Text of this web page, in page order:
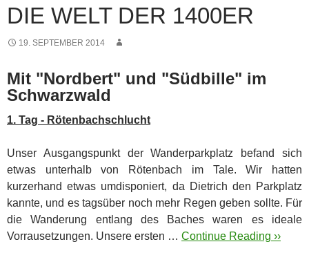
DIE WELT DER 1400ER
19. SEPTEMBER 2014
Mit "Nordbert" und "Südbille" im
Schwarzwald
1. Tag - Rötenbachschlucht
Unser Ausgangspunkt der Wanderparkplatz befand sich
etwas unterhalb von Rötenbach im Tale. Wir hatten
kurzerhand etwas umdisponiert, da Dietrich den Parkplatz
kannte, und es tagsüber noch mehr Regen geben sollte. Für
die Wanderung entlang des Baches waren es ideale
Vorrausetzungen. Unsere ersten … Continue Reading ››